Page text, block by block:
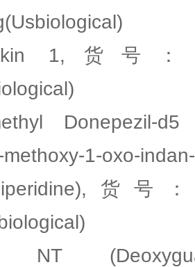
1,货号：
Donepezil-d5
1-oxo-
货号：
NT